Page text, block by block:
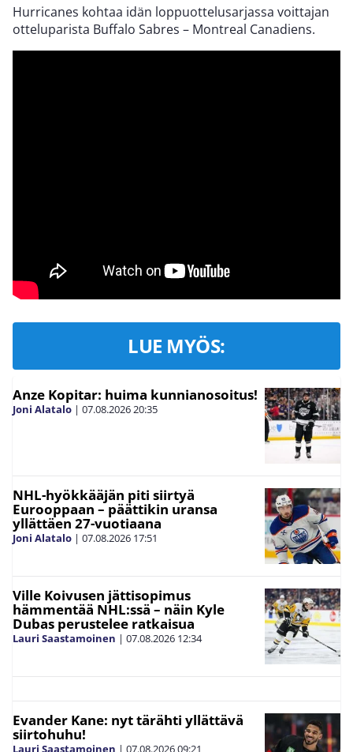
Hurricanes kohtaa idän loppuottelusarjassa voittajan
otteluparista Buffalo Sabres – Montreal Canadiens.
LUE MYÖS:
Anze Kopitar: huima kunnianosoitus!
Joni Alatalo | 07.08.202620:35
NHL-hyökkääjän piti siirtyä
Eurooppaan – päättikin uransa
yllättäen 27-vuotiaana
Joni Alatalo | 07.08.2026 17:51
Ville Koivusen jättisopimus
hämmentää NHL:ssä – näin Kyle
Dubas perustelee ratkaisua
Lauri Saastamoinen | 07.08.2026 12:34
Evander Kane: nyt tärähti yllättävä
siirtohuhu!
Lauri Saastamoinen | 07.08.202609:21